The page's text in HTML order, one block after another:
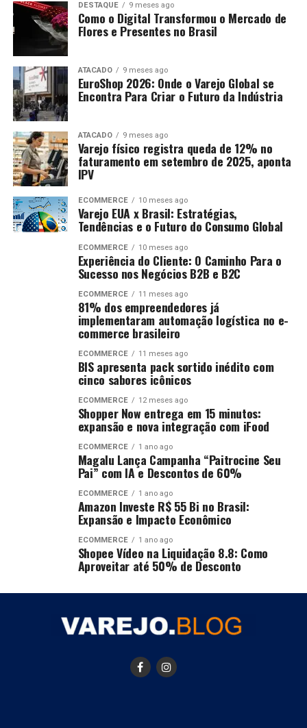
DESTAQUE 9 meses ago
Como o Digital Transformou o Mercado de
Flores e Presentes no Brasil
ATACADO 9 meses ago
EuroShop 2026: Onde o Varejo Global se
Encontra Para Criar o Futuro da Indústria
ATACADO 9 meses ago
Varejo físico registra queda de 12% no
faturamento em setembro de 2025, aponta
IPV
ECOMMERCE 10 meses ago
Varejo EUA x Brasil: Estratégias,
Tendências e o Futuro do Consumo Global
ECOMMERCE 10 meses ago
Experiência do Cliente: O Caminho Para o
Sucesso nos Negócios B2B e B2C
ECOMMERCE 11 meses ago
81% dos empreendedores já
implementaram automação logística no e-
commerce brasileiro
ECOMMERCE 11 meses ago
BIS apresenta pack sortido inédito com
cinco sabores icônicos
ECOMMERCE 12 meses ago
Shopper Now entrega em 15 minutos:
expansão e nova integração com iFood
ECOMMERCE 1 ano ago
Magalu Lança Campanha “Paitrocine Seu
Pai” com IA e Descontos de 60%
ECOMMERCE 1 ano ago
Amazon Investe R$ 55 Bi no Brasil:
Expansão e Impacto Econômico
ECOMMERCE 1 ano ago
Shopee Vídeo na Liquidação 8.8: Como
Aproveitar até 50% de Desconto